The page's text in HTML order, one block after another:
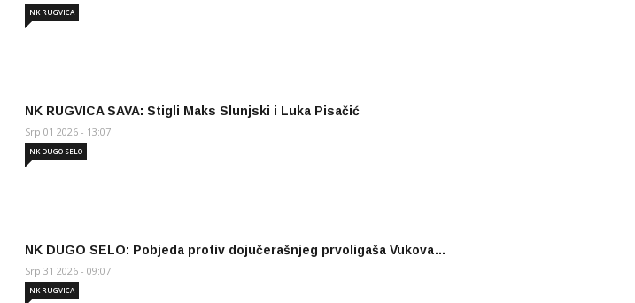
NK RUGVICA SAVA: Stigli Maks Slunjski i Luka Pisačić
NK RUGVICA
Srp 01 2026 - 13:07
NK DUGO SELO: Pobjeda protiv dojučerašnjeg prvoligaša Vukova…
NK DUGO SELO
Srp 31 2026 - 09:07
NK RUGVICA